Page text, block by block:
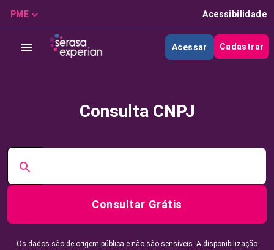
PME Acessibilidade
Acessar Cadastrar
Consulta CNPJ
Consultar Grátis
Os dados são de origem pública e não são sensíveis. A disponibilização